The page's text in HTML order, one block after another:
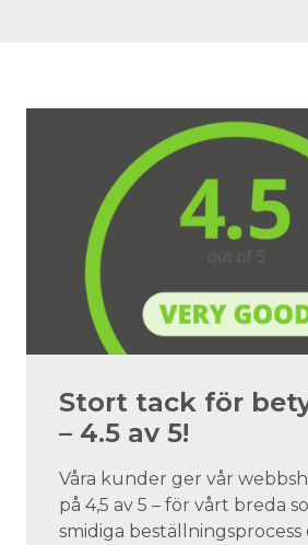
Stort tack för
– 4.5 av 5!
Våra kunder ger vår
på 4,5 av 5 – för vårt breda
smidiga beställningsprocess